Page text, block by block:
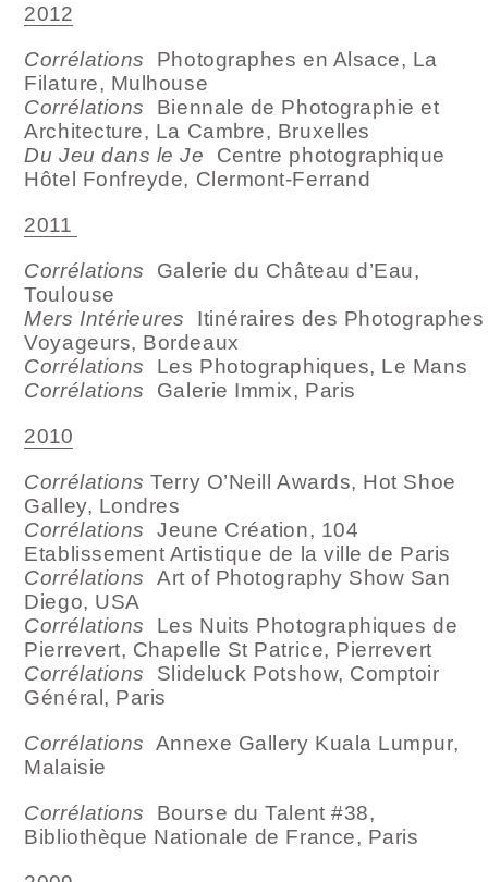
2012
Corrélations Photographes en Alsace, La
Filature, Mulhouse
Corrélations Biennale de Photographie et
Architecture, La Cambre, Bruxelles
Du Jeu dans le Je Centre photographique
Hôtel Fonfreyde, Clermont-Ferrand
2011
Corrélations Galerie du Château d’Eau,
Toulouse
Mers Intérieures Itinéraires des Photographes
Voyageurs, Bordeaux
Corrélations Les Photographiques, Le Mans
Corrélations Galerie Immix, Paris
2010
Corrélations Terry O’Neill Awards, Hot Shoe
Galley, Londres
Corrélations
Jeune Création, 104
Etablissement Artistique de la ville de Paris
Corrélations
Art of Photography Show San
Diego, USA
Corrélations Les Nuits Photographiques de
Pierrevert, Chapelle St Patrice, Pierrevert
Corrélations Slideluck Potshow, Comptoir
Général, Paris
Corrélations Annexe Gallery Kuala Lumpur,
Malaisie
Corrélations Bourse du Talent #38,
Bibliothèque Nationale de France, Paris